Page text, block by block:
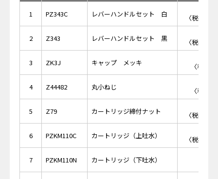
1 PZ343C レバーハンドルセット 白
〈税抜価
2 Z343 レバーハンドルセット 黒
〈税抜価
3 ZK3J キャップ メッキ
〈税抜
4 Z44482 丸小ねじ
〈税抜
5 Z79 カートリッジ締付ナット
〈税抜価
6 PZKM110C カートリッジ（上吐水）
〈税抜価
7 PZKM110N カートリッジ（下吐水）